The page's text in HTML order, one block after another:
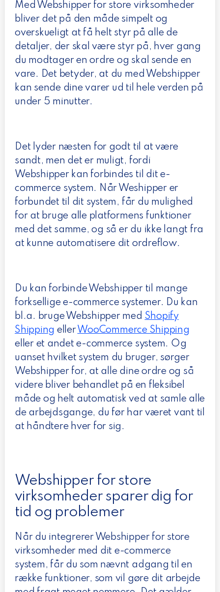
Med Webshipper for store virksomheder
bliver det på den måde simpelt og
overskueligt at få helt styr på alle de
detaljer, der skal være styr på, hver gang
du modtager en ordre og skal sende en
vare. Det betyder, at du med Webshipper
kan sende dine varer ud til hele verden på
under 5 minutter.
Det lyder næsten for godt til at være
sandt, men det er muligt, fordi
Webshipper kan forbindes til dit e-
commerce system. Når Weshipper er
forbundet til dit system, får du mulighed
for at bruge alle platformens funktioner
med det samme, og så er du ikke langt fra
at kunne automatisere dit ordreflow.
Du kan forbinde Webshipper til mange
forksellige e-commerce systemer. Du kan
bl.a. bruge Webshipper med Shopify
Shipping eller WooCommerce Shipping
eller et andet e-commerce system. Og
uanset hvilket system du bruger, sørger
Webshipper for, at alle dine ordre og så
videre bliver behandlet på en fleksibel
måde og helt automatisk ved at samle alle
de arbejdsgange, du før har været vant til
at håndtere hver for sig.
Webshipper for store
virksomheder sparer dig for
tid og problemer
Når du integrerer Webshipper for store
virksomheder med dit e-commerce
system, får du som nævnt adgang til en
række funktioner, som vil gøre dit arbejde